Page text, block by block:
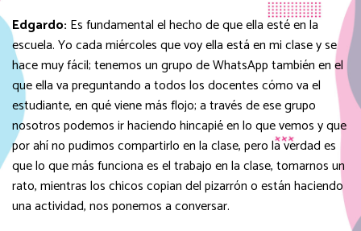
Edgardo: Es fundamental el hecho de que ella esté en la
escuela. Yo cada miércoles que voy ella está en mi clase y se
hace muy fácil; tenemos un grupo de WhatsApp también en el
que ella va preguntando a todos los docentes cómo va el
estudiante, en qué viene más flojo; a través de ese grupo
nosotros podemos ir haciendo hincapié en lo que vemos y que
por ahí no pudimos compartirlo en la clase, pero la verdad es
que lo que más funciona es el trabajo en la clase, tomarnos un
rato, mientras los chicos copian del pizarrón o están haciendo
una actividad, nos ponemos a conversar.